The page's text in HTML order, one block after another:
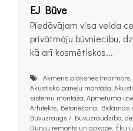
EJ Būve
Piedāvājam visa veida
privātmāju būvniecību,
kā arī kosmētiskos...
Akmens plāksnes (marmors,
Akustisko paneļu montāža,
sistēmu montāža, Apmetuma
Arhitekts, Betonēšana, Bīdāmās
Būvuzraugs / Būvuzraudzība,
Durvju remonts un apkope, Ēku